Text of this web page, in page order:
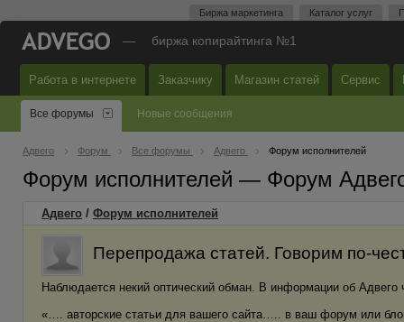
Биржа маркетинга Каталог услуг
— биржа копирайтинга №1
Работа в интернете Заказчику Магазин статей Сервис
Все форумы Новые сообщения
Адвего Форум Все форумы Адвего Форум исполнителей
Форум исполнителей — Форум
Адвего / Форум исполнителей
Перепродажа статей. Говорим по-
Наблюдается некий оптический обман. В информации об Адвего
«…. авторские статьи для вашего сайта….. в ваш форум или